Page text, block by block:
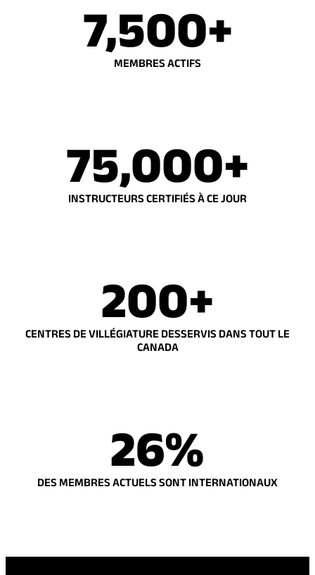
7,500+
MEMBRES ACTIFS
75,000+
INSTRUCTEURS CERTIFIÉS À CE JOUR
200+
CENTRES DE VILLÉGIATURE DESSERVIS DANS TOUT LE
CANADA
26%
DES MEMBRES ACTUELS SONT INTERNATIONAUX